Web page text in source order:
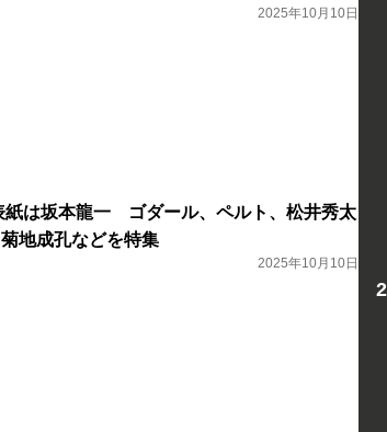
2025年10月10日
は坂本龍一 ゴダール、ペルト、松井秀太
地成孔などを特集
2025年10月10日